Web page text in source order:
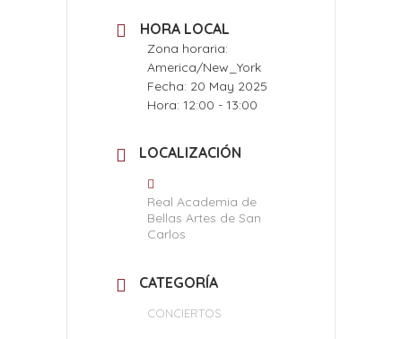
HORA LOCAL
Zona horaria:
America/New_York
Fecha: 20 May 2025
Hora: 12:00 - 13:00
LOCALIZACIÓN
Real Academia de
Bellas Artes de San
Carlos
CATEGORÍA
CONCIERTOS